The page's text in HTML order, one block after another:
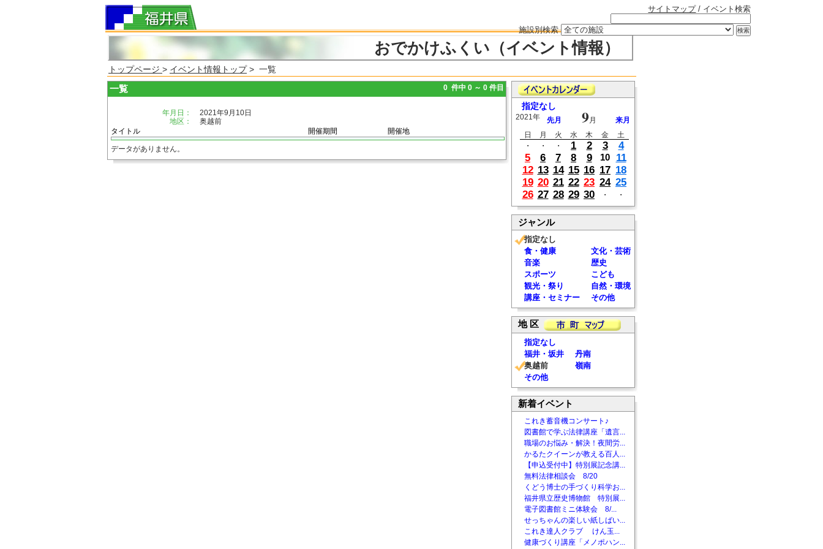
サイトマップ/ イベント検索
施設別検索
おでかけふくい（イベント情報）
トップページ > イベント情報トップ> 一覧
一覧 0 件中 0 ～ 0 件目
年月日：
2021年9月10日
地区：
奥越前
タイトル
開催期間 開催地
データがありません。
指定なし
2021年 先月 9月
来月
日
月 火 水 木 金
土
・
・ ・ 1 2 3
4
5
6 7 8 9 10
11
12 13 14 15 16 17 18
19 20 21 22 23 24 25
26 27 28 29 30 ・ ・
ジャンル
指定なし
食・健康
文化・芸術
音楽
歴史
スポーツ
こども
観光・祭り
自然・環境
講座・セミナー
その他
地 区
指定なし
福井・坂井
丹南
奥越前
嶺南
その他
新着イベント
これき蓄音機コンサート♪
図書館で学ぶ法律講座「遺言...
職場のお悩み・解決！夜間労...
かるたクイーンが教える百人...
【申込受付中】特別展記念講...
無料法律相談会 8/20
くどう博士の手づくり科学お...
福井県立歴史博物館 特別展...
電子図書館ミニ体験会 8/...
せっちゃんの楽しい紙しばい...
これき達人クラブ けん玉...
健康づくり講座「メノポハン...